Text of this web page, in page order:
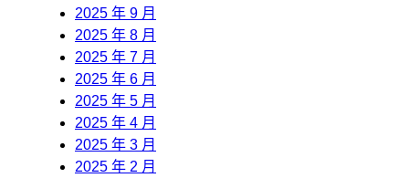
2025 年 9 月
2025 年 8 月
2025 年 7 月
2025 年 6 月
2025 年 5 月
2025 年 4 月
2025 年 3 月
2025 年 2 月